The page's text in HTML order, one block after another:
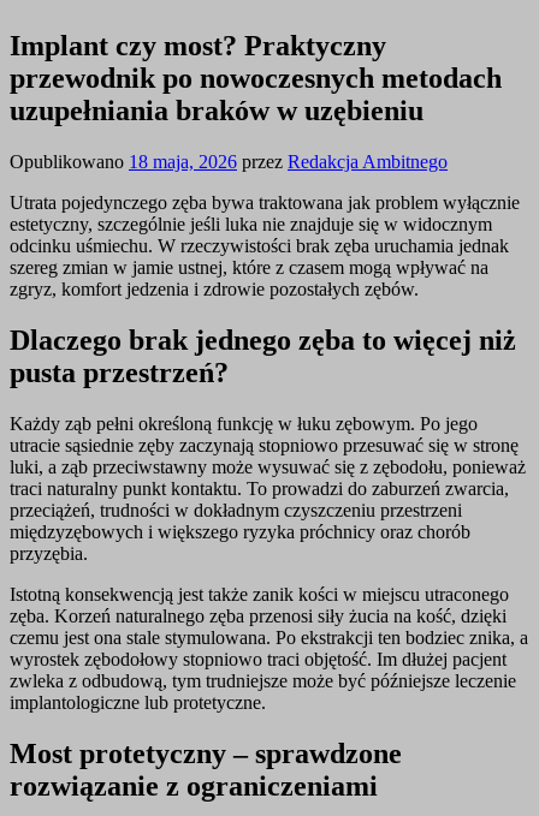
Implant czy most? Praktyczny
przewodnik po nowoczesnych metodach
uzupełniania braków w uzębieniu
Opublikowano 18 maja, 2026 przez Redakcja Ambitnego
Utrata pojedynczego zęba bywa traktowana jak problem wyłącznie
estetyczny, szczególnie jeśli luka nie znajduje się w widocznym
odcinku uśmiechu. W rzeczywistości brak zęba uruchamia jednak
szereg zmian w jamie ustnej, które z czasem mogą wpływać na
zgryz, komfort jedzenia i zdrowie pozostałych zębów.
Dlaczego brak jednego zęba to więcej niż
pusta przestrzeń?
Każdy ząb pełni określoną funkcję w łuku zębowym. Po jego
utracie sąsiednie zęby zaczynają stopniowo przesuwać się w stronę
luki, a ząb przeciwstawny może wysuwać się z zębodołu, ponieważ
traci naturalny punkt kontaktu. To prowadzi do zaburzeń zwarcia,
przeciążeń, trudności w dokładnym czyszczeniu przestrzeni
międzyzębowych i większego ryzyka próchnicy oraz chorób
przyzębia.
Istotną konsekwencją jest także zanik kości w miejscu utraconego
zęba. Korzeń naturalnego zęba przenosi siły żucia na kość, dzięki
czemu jest ona stale stymulowana. Po ekstrakcji ten bodziec znika, a
wyrostek zębodołowy stopniowo traci objętość. Im dłużej pacjent
zwleka z odbudową, tym trudniejsze może być późniejsze leczenie
implantologiczne lub protetyczne.
Most protetyczny – sprawdzone
rozwiązanie z ograniczeniami